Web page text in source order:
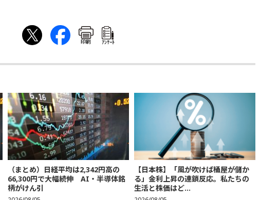
印刷 ｱﾝｹｰﾄ
（まとめ）日経平均は2,342円高の
66,300円で大幅続伸 AI・半導体銘
柄がけん引
【日本株】「風が吹けば桶屋が儲か
る」金利上昇の連鎖反応。私たちの
生活と株価はど...